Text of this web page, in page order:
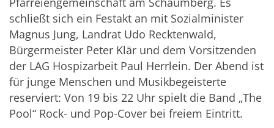
schließt sich ein Festakt an mit Sozialminister
Magnus Jung, Landrat Udo Recktenwald,
Bürgermeister Peter Klär und dem Vorsitzenden
der LAG Hospizarbeit Paul Herrlein. Der Abend ist
für junge Menschen und Musikbegeisterte
reserviert: Von 19 bis 22 Uhr spielt die Band „The
Pool“ Rock- und Pop-Cover bei freiem Eintritt.